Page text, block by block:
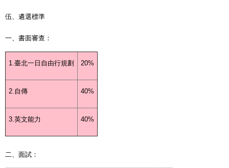
伍、遴選標準
一、書面審查：
1.臺北一日自由行規劃 20%
2.自傳 40%
3.英文能力 40%
二、面試：